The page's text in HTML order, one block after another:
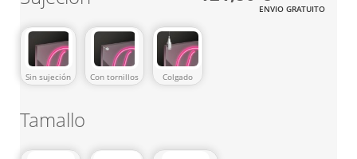
Sin sujeción Con tornillos Colgado
Tamallo
ENVIO GRATUITO